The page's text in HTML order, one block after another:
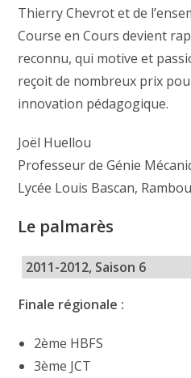
Thierry Chevrot et de
Course en Cours devient
reconnu, qui motive et
reçoit de nombreux prix
innovation pédagogique.
Joël Huellou
Professeur de Génie
Lycée Louis Bascan,
Le palmarès
2011-2012, Saison 6
Finale régionale :
2ème HBFS
3ème JCT